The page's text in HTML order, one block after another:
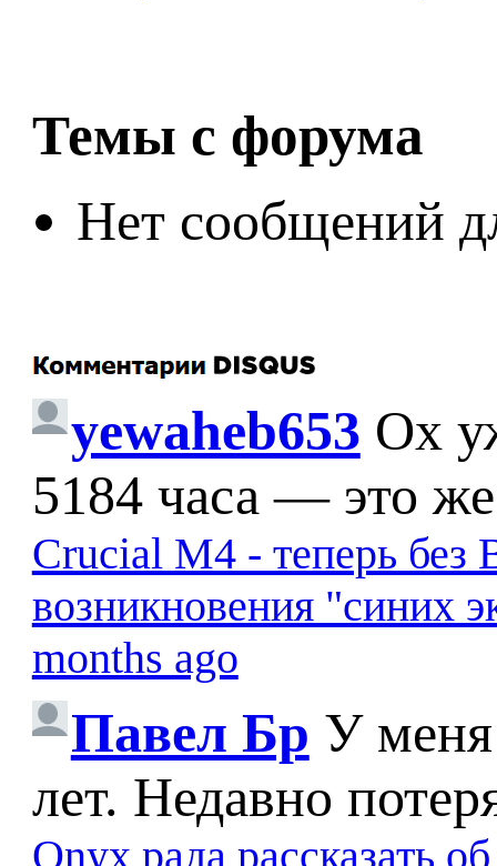
Темы с форума
Нет сообщений
yewaheb653 Ох
5184 часа — это
Crucial M4 - теперь без
возникновения "синих
months ago
Павел Бр У меня
лет. Недавно
Onyx рада рассказать